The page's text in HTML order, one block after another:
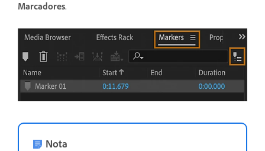
Marcadores.
Nota